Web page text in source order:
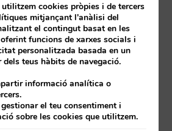
assegurar un % més alt
proposats.
de preu entre l’habitació
pocs dies abans de
negativa.
cookies pròpies i de tercers
mitjançant l'anàlisi del
el contingut basat en les
funcions de xarxes socials i
personalitzada basada en un
teus hàbits de navegació.
informació analítica o
el teu consentiment i
sobre les cookies que utilitzem.